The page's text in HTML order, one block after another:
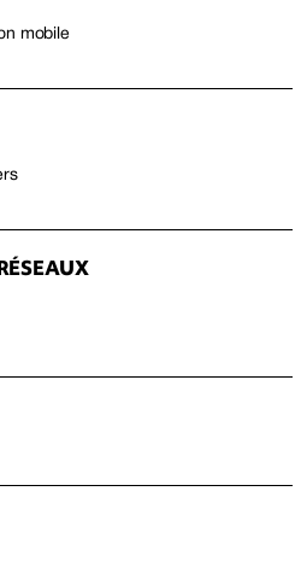
mobile